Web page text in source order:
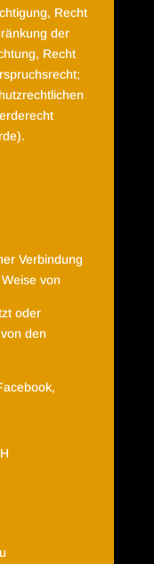
Recht
der
Recht
Verbindung
von
oder
den